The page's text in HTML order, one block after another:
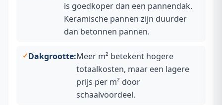
is goedkoper dan een pannendak.
Keramische pannen zijn duurder
dan betonnen pannen.
Dakgrootte:Meer m² betekent hogere
totaalkosten, maar een lagere
prijs per m² door
schaalvoordeel.